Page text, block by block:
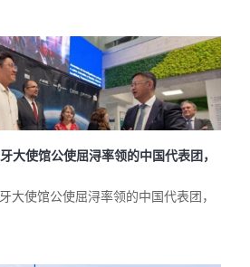
大使馆公使屈浔率领的中国代表团，
大使馆公使屈浔率领的中国代表团，